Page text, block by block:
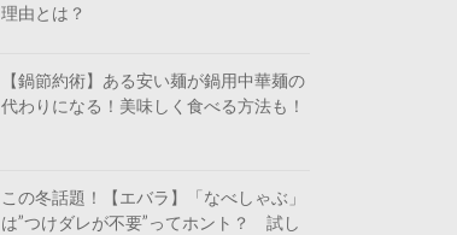
理由とは？
【鍋節約術】ある安い麺が鍋用中華麺の
代わりになる！美味しく食べる方法も！
この冬話題！【エバラ】「なべしゃぶ」
は”つけダレが不要”ってホント？ 試し